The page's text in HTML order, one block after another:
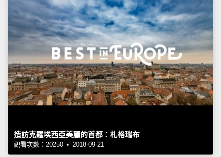
造訪克羅埃西亞美麗的首都：札格瑞布
觀看次數：20250 • 2018-09-21